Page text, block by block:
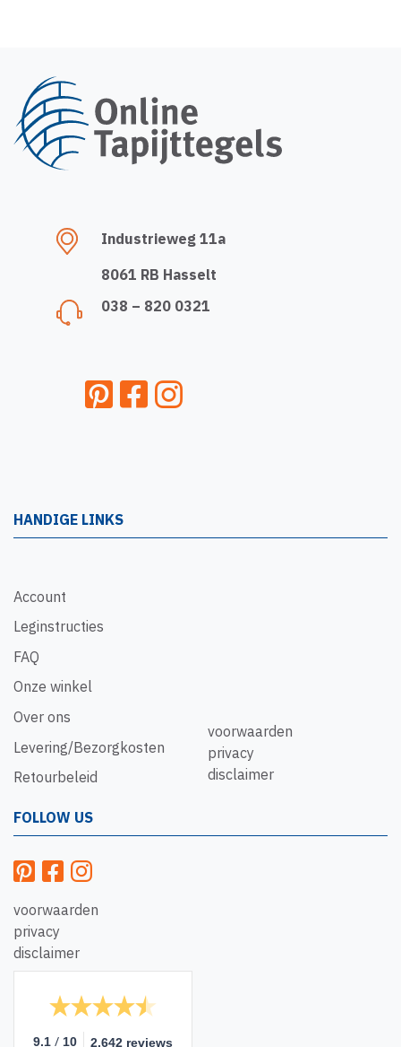
Industrieweg 11a
8061 RB Hasselt
038 – 820 0321
HANDIGE LINKS
Account
Leginstructies
FAQ
Onze winkel
Over ons
Levering/Bezorgkosten
Retourbeleid
voorwaarden
privacy
disclaimer
FOLLOW US
voorwaarden
privacy
disclaimer
9.1 / 10 2.642 reviews